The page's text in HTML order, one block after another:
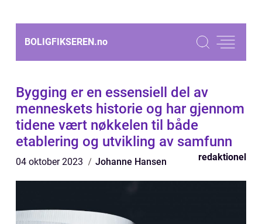
BOLIGFIKSEREN.no
Bygging er en essensiell del av
menneskets historie og har gjennom
tidene vært nøkkelen til både
etablering og utvikling av samfunn
04 oktober 2023 Johanne Hansen redaktionel